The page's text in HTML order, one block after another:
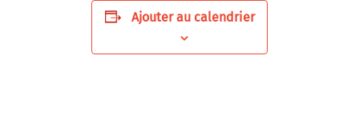
Ajouter au calendrier